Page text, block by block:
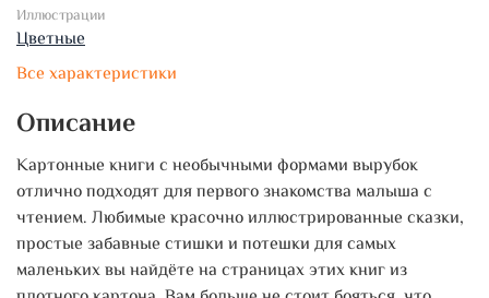
Иллюстрации
Цветные
Все характеристики
Описание
Картонные книги с необычными формами вырубок
отлично подходят для первого знакомства малыша с
чтением. Любимые красочно иллюстрированные сказки,
простые забавные стишки и потешки для самых
маленьких вы найдёте на страницах этих книг из